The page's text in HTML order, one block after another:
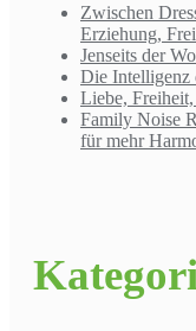
Zwischen
Erziehung,
Jenseits der
Die Intelligenz
Liebe,
Family Noise
für mehr